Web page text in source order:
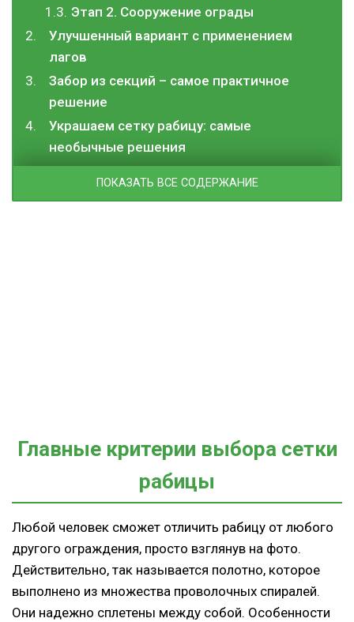
Этап 2. Сооружение ограды
Улучшенный вариант с применением
лагов
Забор из секций – самое практичное
решение
Украшаем сетку рабицу: самые
необычные решения
ПОКАЗАТЬ ВСЕ СОДЕРЖАНИЕ
Главные критерии выбора сетки
рабицы
Любой человек сможет отличить рабицу от любого
другого ограждения, просто взглянув на фото.
Действительно, так называется полотно, которое
выполнено из множества проволочных спиралей.
Они надежно сплетены между собой. Особенности